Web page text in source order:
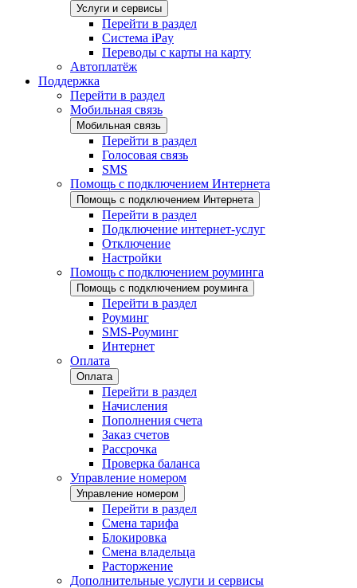
Услуги и сервисы
Перейти в раздел
Система iPay
Переводы с карты на карту
Автоплатёж
Поддержка
Перейти в раздел
Мобильная связь
Мобильная связь
Перейти в раздел
Голосовая связь
SMS
Помощь с подключением Интернета
Помощь с подключением Интернета
Перейти в раздел
Подключение интернет-услуг
Отключение
Настройки
Помощь с подключением роуминга
Помощь с подключением роуминга
Перейти в раздел
Роуминг
SMS-Роуминг
Интернет
Оплата
Оплата
Перейти в раздел
Начисления
Пополнения счета
Заказ счетов
Рассрочка
Проверка баланса
Управление номером
Управление номером
Перейти в раздел
Смена тарифа
Блокировка
Смена владельца
Расторжение
Дополнительные услуги и сервисы